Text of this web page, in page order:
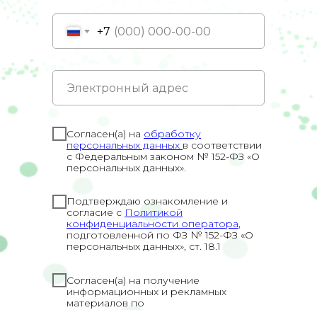
+7
Согласен(а) на обработку
персональных данных в соответствии
с Федеральным законом № 152-ФЗ «О
персональных данных».
Подтверждаю ознакомление и
согласие с Политикой
конфиденциальности оператора,
подготовленной по ФЗ № 152-ФЗ «О
персональных данных», ст. 18.1
Согласен(а) на получение
информационных и рекламных
материалов по